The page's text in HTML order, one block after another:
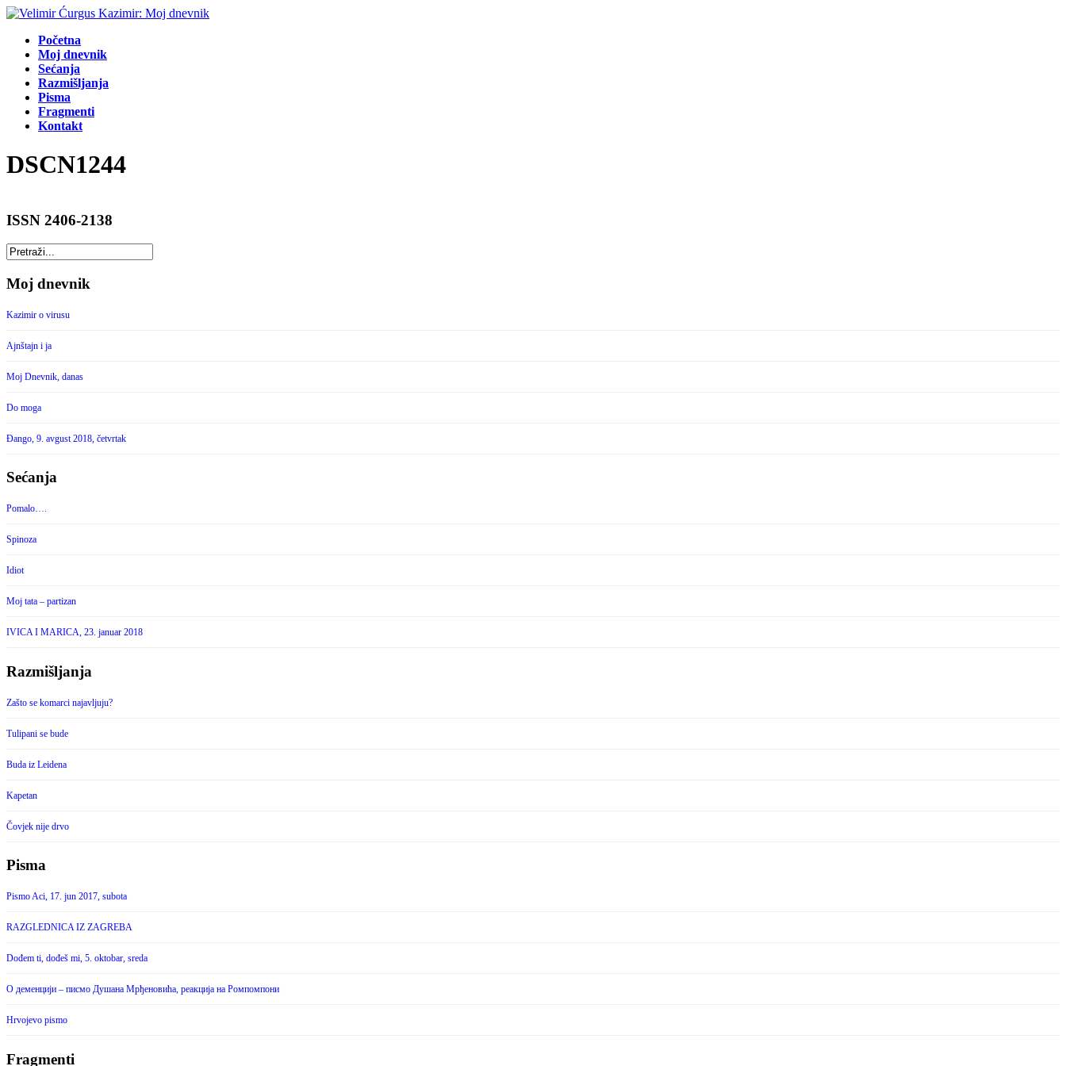
Početna
Moj dnevnik
Sećanja
Razmišljanja
Pisma
Fragmenti
Kontakt
DSCN1244
ISSN 2406-2138
Moj dnevnik
Kazimir o virusu
Ajnštajn i ja
Moj Dnevnik, danas
Do moga
Đango, 9. avgust 2018, četvrtak
Sećanja
Pomalo….
Spinoza
Idiot
Moj tata – partizan
IVICA I MARICA, 23. januar 2018
Razmišljanja
Zašto se komarci najavljuju?
Tulipani se bude
Buda iz Leidena
Kapetan
Čovjek nije drvo
Pisma
Pismo Aci, 17. jun 2017, subota
RAZGLEDNICA IZ ZAGREBA
Dođem ti, dođeš mi, 5. oktobar, sreda
О деменцији – писмо Душана Мрђеновића, реакција на Ромпомпони
Hrvojevo pismo
Fragmenti